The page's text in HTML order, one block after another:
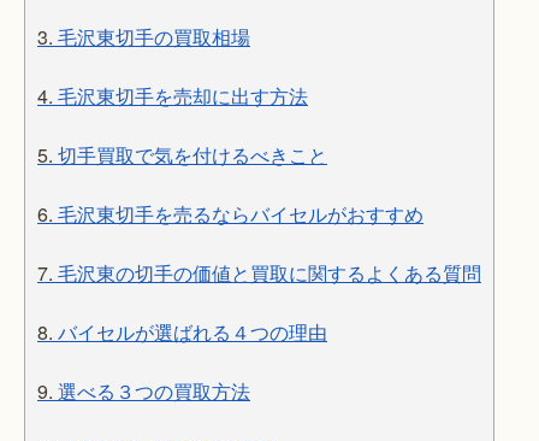
3. 毛沢東切手の買取相場
4. 毛沢東切手を売却に出す方法
5. 切手買取で気を付けるべきこと
6. 毛沢東切手を売るならバイセルがおすすめ
7. 毛沢東の切手の価値と買取に関するよくある質問
8. バイセルが選ばれる４つの理由
9. 選べる３つの買取方法